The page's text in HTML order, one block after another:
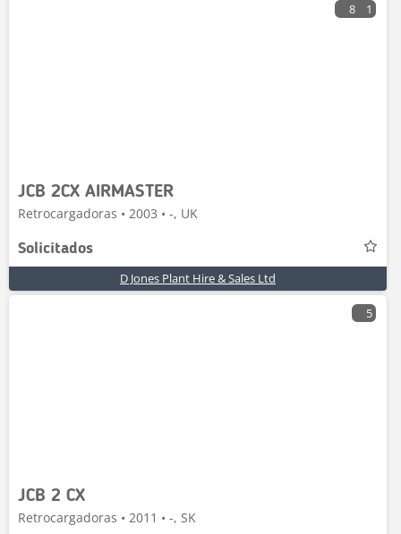
8 1
JCB 2CX AIRMASTER
Retrocargadoras • 2003 • -, UK
Solicitados
D Jones Plant Hire & Sales Ltd
5
JCB 2 CX
Retrocargadoras • 2011 • -, SK